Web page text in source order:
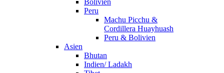
Bolivien
Peru
Machu Picchu &
Cordillera Huayhuash
Peru & Bolivien
Asien
Bhutan
Indien/ Ladakh